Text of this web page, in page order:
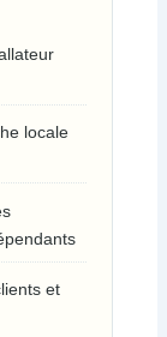
locale
et